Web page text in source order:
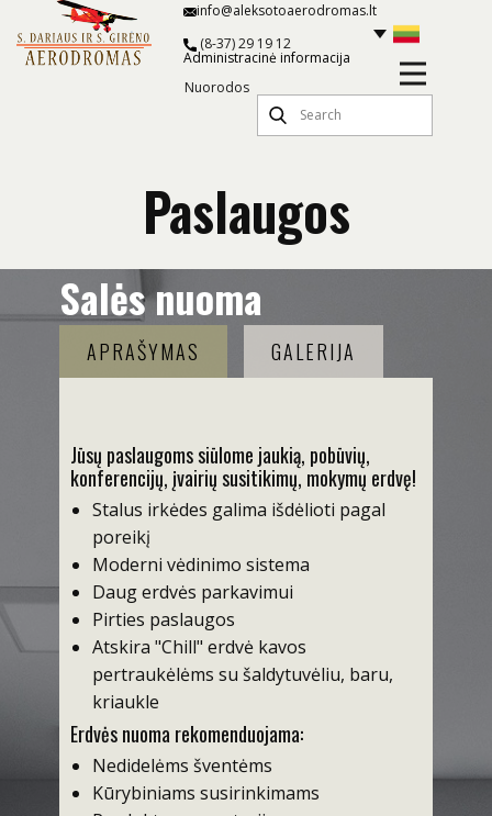
(8-37) 29 19 12
info@aleksotoaerodromas.lt
Nuorodos
Administracinė informacija
Paslaugos
Salės nuoma
APRAŠYMAS GALERIJA
Jūsų paslaugoms siūlome jaukią, pobūvių,
konferencijų, įvairių susitikimų, mokymų erdvę!
Stalus irkėdes galima išdėlioti pagal
poreikį
Moderni vėdinimo sistema
Daug erdvės parkavimui
Pirties paslaugos
Atskira "Chill" erdvė kavos
pertraukėlėms su šaldytuvėliu, baru,
kriaukle
Erdvės nuoma rekomenduojama:
Nedidelėms šventėms
Kūrybiniams susirinkimams